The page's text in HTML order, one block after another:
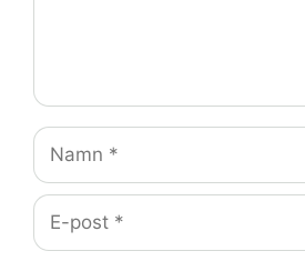
Namn
E-
post